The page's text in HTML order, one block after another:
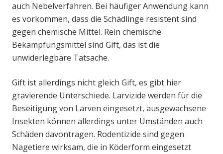
auch Nebelverfahren. Bei häufiger Anwendung kann
es vorkommen, dass die Schädlinge resistent sind
gegen chemische Mittel. Rein chemische
Bekämpfungsmittel sind Gift, das ist die
unwiderlegbare Tatsache.
Gift ist allerdings nicht gleich Gift, es gibt hier
gravierende Unterschiede. Larvizide werden für die
Beseitigung von Larven eingesetzt, ausgewachsene
Insekten können allerdings unter Umständen auch
Schäden davontragen. Rodentizide sind gegen
Nagetiere wirksam, die in Köderform eingesetzt